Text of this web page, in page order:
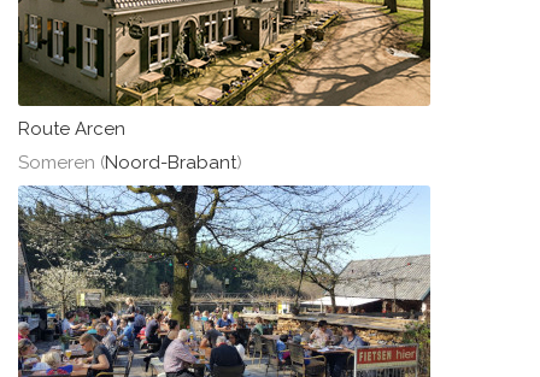
Route Arcen
Someren (Noord-Brabant)